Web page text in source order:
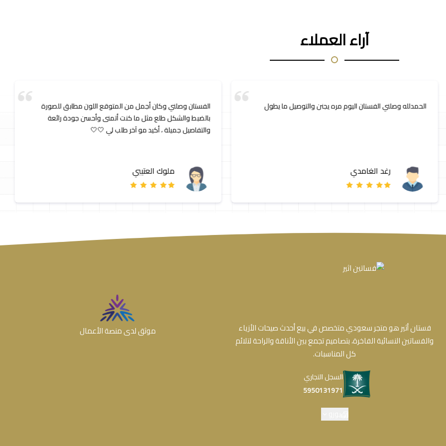
آراء العملاء
الحمدلله وصلني الفستان اليوم مره يجنن والتوصيل ما يطول
رغد الغامدي
الفستان وصلني وكان أجمل من المتوقع اللون مطابق للصورة
بالضبط والشكل طلع مثل ما كنت أتمنى وأحسن جودة رائعة
والتفاصيل جميلة ، أكيد مو آخر طلب لي 🤍🤍
ملوك العتيبي
فستان أثير هو متجر سعودي متخصص في بيع أحدث صيحات الأزياء
والفساتين النسائية الفاخرة، بتصاميم تجمع بين الأناقة والراحة لتلائم
كل المناسبات.
السجل التجاري
5950131971
موثق لدى منصة الأعمال